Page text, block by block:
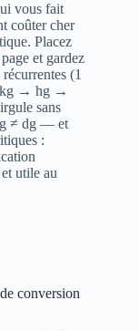
vous fait
coûter cher
Placez
et gardez
(1
kg → hg →
sans
≠ dg — et
:
utile au
conversion